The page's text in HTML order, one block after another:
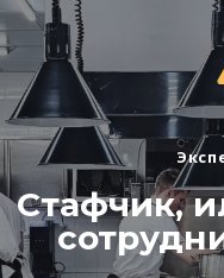
Стафчик,